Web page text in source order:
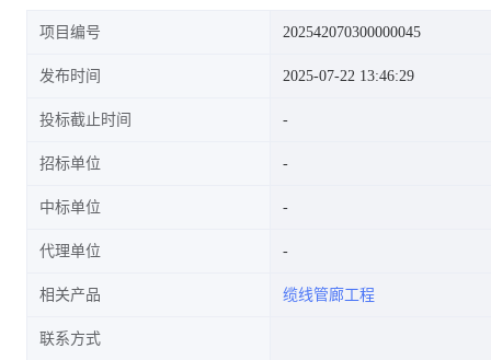
项目编号 202542070300000045
发布时间 2025-07-22 13:46:29
投标截止时间
招标单位
中标单位
代理单位
相关产品 缆线管廊工程
联系方式